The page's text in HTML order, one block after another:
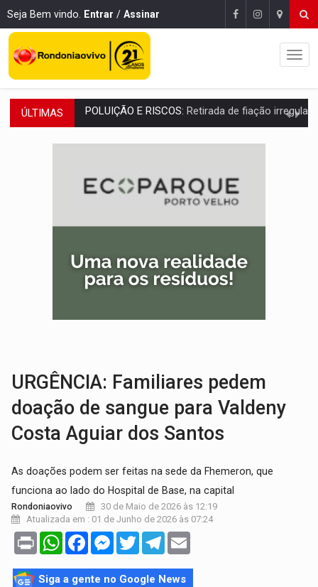
Seja Bem vindo. Entrar / Assinar
ÚLTIMAS VÍDEO:Armado com machado, homem ameaça matar sobrinha grávida e
TRIBUNAL DO CRIME:Homem é espancado por facção criminosa
LUDOPATIA: Apostas online começam a afetar produtividade e rotina
REFLORESTAMENTO:Plantar árvores não será mais suficiente para
OVNIS NA LUA: Cientistas alertam para possível base secreta no satélite
ACABOU COM PEUGEOT:Incêndio destrói carro que era rebocado para oficina
URGÊNCIA: Familiares pedem
doação de sangue para Valdeny
Costa Aguiar dos Santos
As doações podem ser feitas na sede da Fhemeron, que
funciona ao lado do Hospital de Base, na capital
Rondoniaovivo
30 de Maio de 2026 às 12:19
Atualizada em : 01 de Junho de 2026 às 07:24
Print WhatsAppFacebookMessenger
TwitterTelegram
Siga a gente no Google News